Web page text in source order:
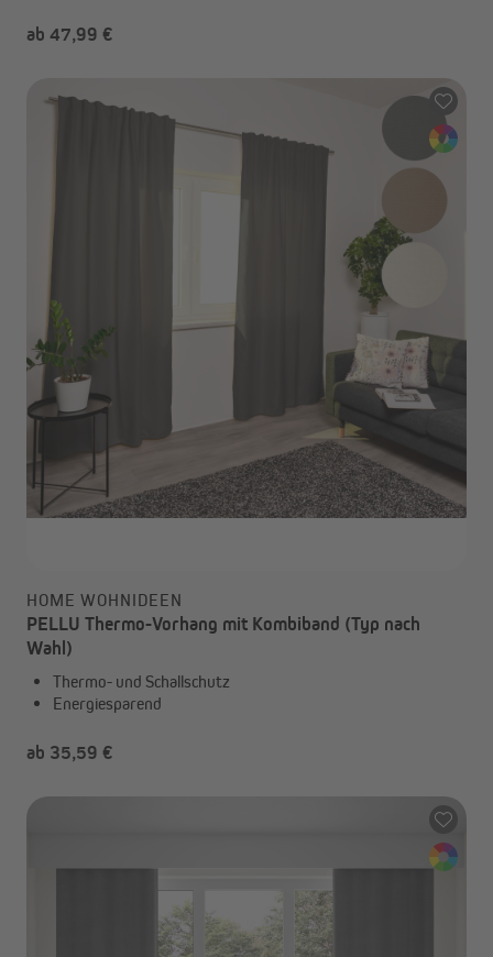
ab 47,99 €
HOME WOHNIDEEN
PELLU Thermo-Vorhang mit Kombiband (Typ nach
Wahl)
Thermo- und Schallschutz
Energiesparend
ab 35,59 €